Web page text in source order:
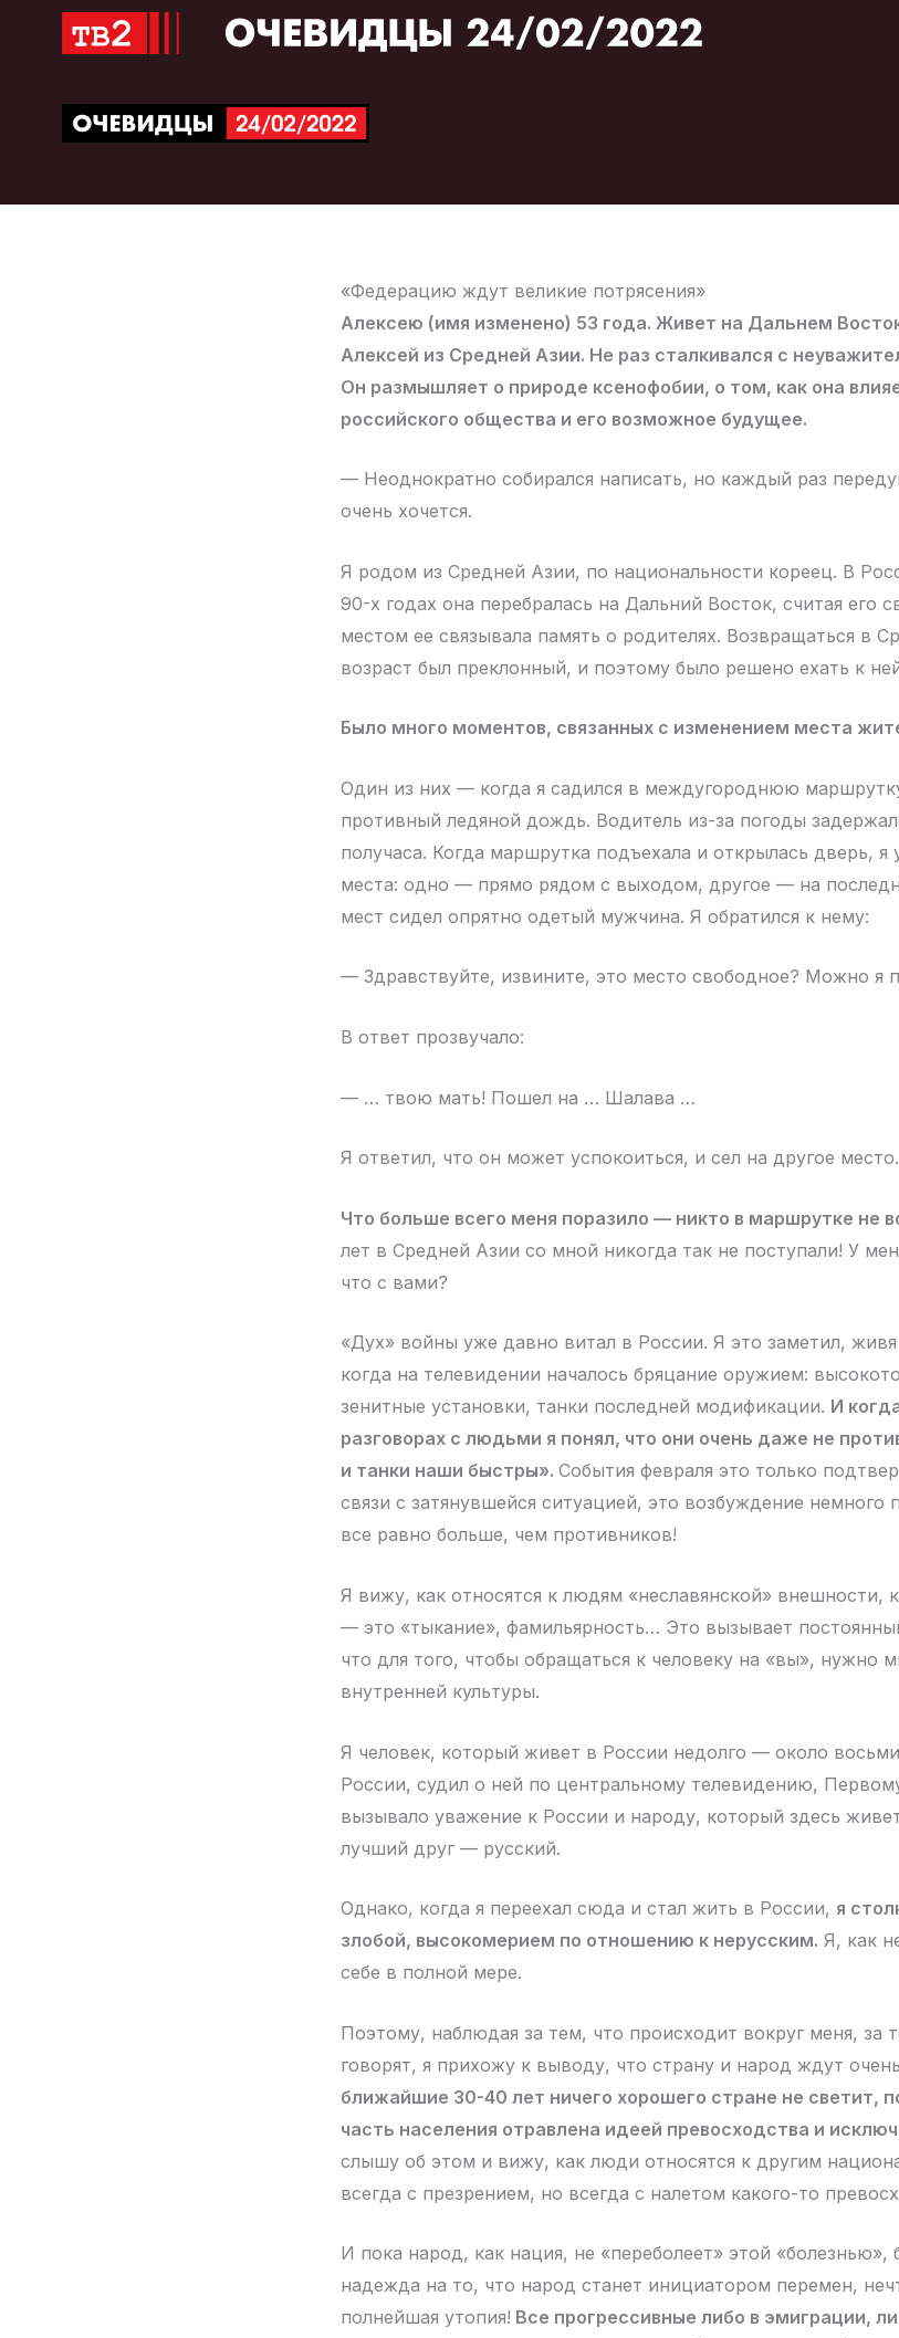
Перейти
«Федерацию ждут великие потрясения»
Алексею (имя изменено) 53 года. Живет на Дальнем
Алексей из Средней Азии. Не раз сталкивался с
Он размышляет о природе ксенофобии, о том, как она
российского общества и его возможное будущее.
— Неоднократно собирался написать, но каждый раз
очень хочется.
Я родом из Средней Азии, по национальности кореец. В
90-х годах она перебралась на Дальний Восток, считая его
местом ее связывала память о родителях. Возвращаться в
возраст был преклонный, и поэтому было решено ехать к
Было много моментов, связанных с изменением места
Один из них — когда я садился в междугороднюю
противный ледяной дождь. Водитель из-за погоды
получаса. Когда маршрутка подъехала и открылась дверь,
места: одно — прямо рядом с выходом, другое — на
мест сидел опрятно одетый мужчина. Я обратился к нему:
— Здравствуйте, извините, это место свободное? Можно я
В ответ прозвучало:
— … твою мать! Пошел на … Шалава …
Я ответил, что он может успокоиться, и сел на другое место.
Что больше всего меня поразило — никто в маршрутке не
лет в Средней Азии со мной никогда так не поступали! У
что с вами?
«Дух» войны уже давно витал в России. Я это заметил,
когда на телевидении началось бряцание оружием:
зенитные установки, танки последней модификации. И
разговорах с людьми я понял, что они очень даже не
и танки наши быстры». События февраля это только
связи с затянувшейся ситуацией, это возбуждение немного
все равно больше, чем противников!
Я вижу, как относятся к людям «неславянской» внешности,
— это «тыкание», фамильярность… Это вызывает
что для того, чтобы обращаться к человеку на «вы», нужно
внутренней культуры.
Я человек, который живет в России недолго — около
России, судил о ней по центральному телевидению,
вызывало уважение к России и народу, который здесь
лучший друг — русский.
Однако, когда я переехал сюда и стал жить в России, я
злобой, высокомерием по отношению к нерусским. Я, как
себе в полной мере.
Поэтому, наблюдая за тем, что происходит вокруг меня, за
говорят, я прихожу к выводу, что страну и народ ждут
ближайшие 30-40 лет ничего хорошего стране не светит,
часть населения отравлена идеей превосходства и
слышу об этом и вижу, как люди относятся к другим
всегда с презрением, но всегда с налетом какого-то
И пока народ, как нация, не «переболеет» этой «болезнью»,
надежда на то, что народ станет инициатором перемен,
полнейшая утопия! Все прогрессивные либо в эмиграции,